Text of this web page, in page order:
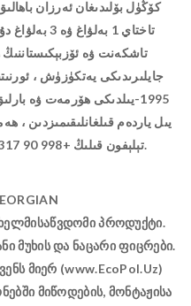
تاختاي 1
جايلىرىدىكى يەتكۈزۈش ،
1995-يىلدىكى ھۆرمەت ۋە
يىل ياردەم قىلغانلىقىمىزدىن ،
تېلېفون قىلىڭ +998 90 317 33 44 شۇخرات راخماتۇللاۋىچ.
პროდუქტი.
მუხის და ნაცარი ფიცრები.
მიერ (www.EcoPol.Uz)
მიწოდების, მონტაჟისა